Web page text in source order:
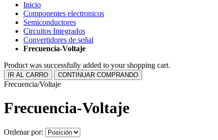
Inicio
Componentes electronicos
Semiconductores
Circuitos Integrados
Convertidores de señal
Frecuencia-Voltaje
Product was successfully added to your shopping cart.
IR AL CARRO CONTINUAR COMPRANDO
Frecuencia/Voltaje
Frecuencia-Voltaje
Ordenar por: